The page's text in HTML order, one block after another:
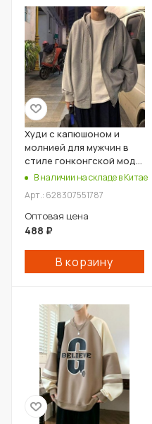
Худи с капюшоном и
молнией для мужчин в
стиле гонконгской моды
оптом из Китая
В наличии на складе в Китае
Арт.: 628307551787
Оптовая цена
488 ₽
В корзину